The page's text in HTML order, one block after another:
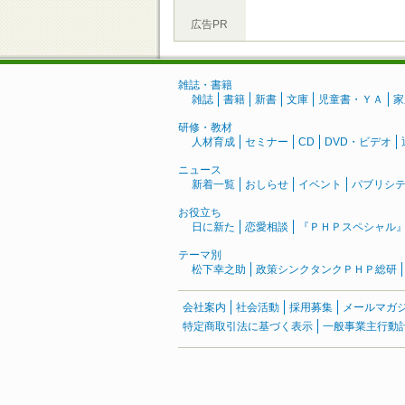
広告PR
雑誌・書籍
雑誌
書籍 新書 文庫 児童書・ＹＡ
研修・教材
人材育成
セミナー CD DVD・ビデオ
ニュース
新着一覧
おしらせ イベント パブリシ
お役立ち
日に新た
恋愛相談 『ＰＨＰスペシャル
テーマ別
松下幸之助
政策シンクタンクＰＨＰ総研
会社案内 社会活動 採用募集
メールマガ
特定商取引法に基づく表示
一般事業主行動